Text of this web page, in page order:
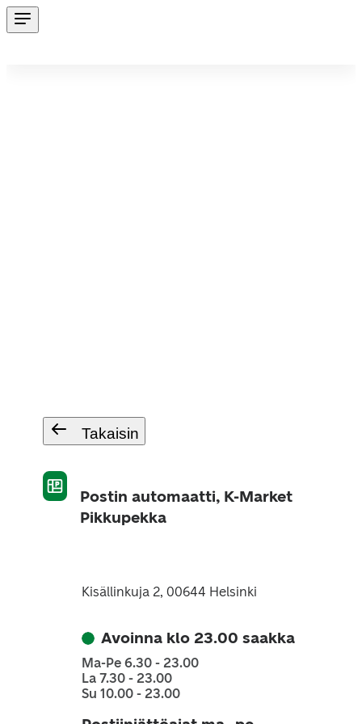
Takaisin
Postin automaatti, K-Market
Pikkupekka
Kisällinkuja 2, 00644 Helsinki
Avoinna klo 23.00 saakka
Ma-Pe 6.30 - 23.00
La 7.30 - 23.00
Su 10.00 - 23.00